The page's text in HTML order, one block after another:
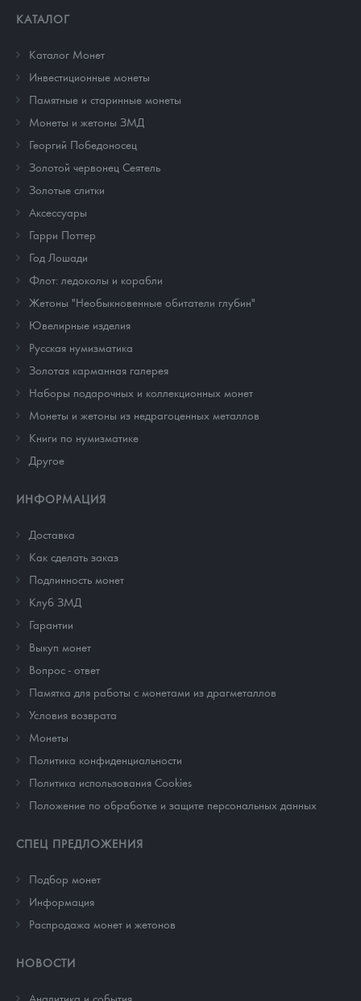
КАТАЛОГ
Каталог Монет
Инвестиционные монеты
Памятные и старинные монеты
Монеты и жетоны ЗМД
Георгий Победоносец
Золотой червонец Сеятель
Золотые слитки
Аксессуары
Гарри Поттер
Год Лошади
Флот: ледоколы и корабли
Жетоны "Необыкновенные обитатели глубин"
Ювелирные изделия
Русская нумизматика
Золотая карманная галерея
Наборы подарочных и коллекционных монет
Монеты и жетоны из недрагоценных металлов
Книги по нумизматике
Другое
ИНФОРМАЦИЯ
Доставка
Как сделать заказ
Подлинность монет
Клуб ЗМД
Гарантии
Выкуп монет
Вопрос - ответ
Памятка для работы с монетами из драгметаллов
Условия возврата
Монеты
Политика конфиденциальности
Политика использования Cookies
Положение по обработке и защите персональных данных
СПЕЦ ПРЕДЛОЖЕНИЯ
Подбор монет
Информация
Распродажа монет и жетонов
НОВОСТИ
Аналитика и события